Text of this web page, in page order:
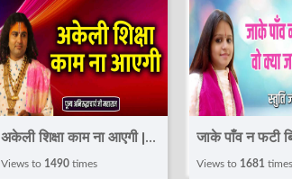
Maharaj
अकेली शिक्षा काम ना आएगी |
Pravachan ! Pujya
Views to 1490 times
जाके पाँव न फटी
जाने पीर पराई !
Views to 1681 times